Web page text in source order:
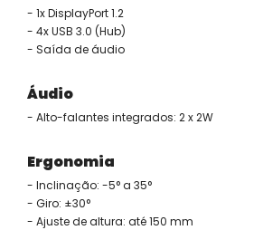
- 1x DisplayPort 1.2
- 4x USB 3.0 (Hub)
- Saída de áudio
Áudio
- Alto-falantes integrados: 2 x 2W
Ergonomia
- Inclinação: -5° a 35°
- Giro: ±30°
- Ajuste de altura: até 150 mm